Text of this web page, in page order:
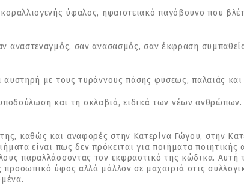
ύφαλος, ηφαιστειακό παγόβουνο που
αναστεναγμός, σαν ανασασμός, σαν έκφραση
με τους τυράννους πάσης φύσεως, παλαιάς
και τη σκλαβιά, ειδικά των νέων ανθρώπων.
καθώς και αναφορές στην Κατερίνα Γώγου, στην
είναι πως δεν πρόκειται για ποιήματα ποιητικής
παραλλάσσοντας τον εκφραστικό της κώδικα. Αυτή
ύφος αλλά μάλλον σε μαχαιριά στις